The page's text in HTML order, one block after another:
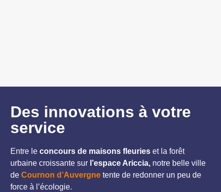
Des innovations à votre
service
Entre le concours de maisons fleuries et la forêt
urbaine croissante sur l’espace Ariccia, notre belle ville
de Cournon d’Auvergne tente de redonner un peu de
force à l’écologie.